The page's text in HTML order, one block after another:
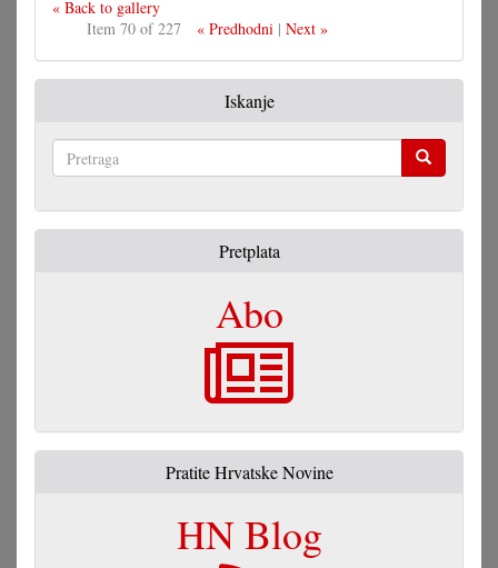
« Back to gallery
Item 70 of 227
« Predhodni| Next »
Iskanje
Pretplata
Abo
Pratite Hrvatske Novine
HN Blog